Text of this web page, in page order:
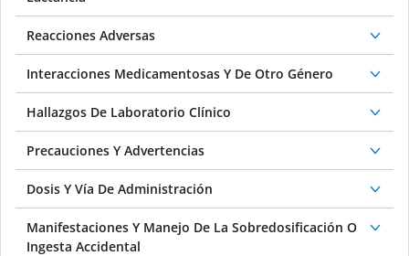
Reacciones Adversas
Interacciones Medicamentosas Y De Otro Género
Hallazgos De Laboratorio Clínico
Precauciones Y Advertencias
Dosis Y Vía De Administración
Manifestaciones Y Manejo De La Sobredosificación O
Ingesta Accidental